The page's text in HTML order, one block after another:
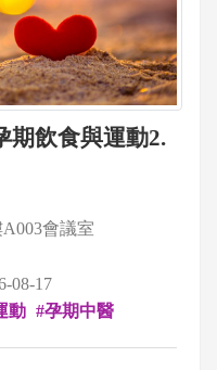
期飲食與運動2.
會議室
08-17
動 #孕期中醫